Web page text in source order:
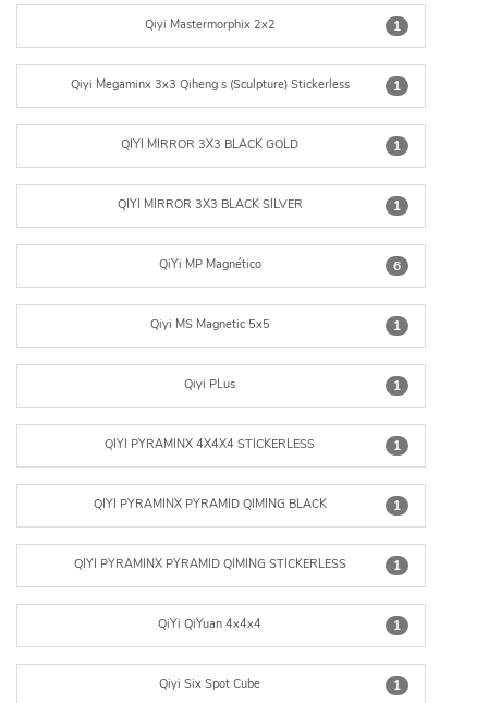
1
Qiyi Mastermorphix 2x2
1
Qiyi Megaminx 3x3 Qiheng s (Sculpture) Stickerless
1
QIYI MIRROR 3X3 BLACK GOLD
1
QIYI MIRROR 3X3 BLACK SILVER
6
QiYi MP Magnético
1
Qiyi MS Magnetic 5x5
1
Qiyi PLus
1
QIYI PYRAMINX 4X4X4 STICKERLESS
1
QIYI PYRAMINX PYRAMID QIMING BLACK
1
QIYI PYRAMINX PYRAMID QIMING STICKERLESS
1
QiYi QiYuan 4x4x4
1
Qiyi Six Spot Cube